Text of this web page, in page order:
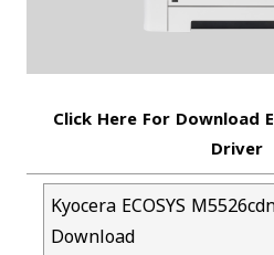
Click Here For Download
Driver
Kyocera ECOSYS
Download